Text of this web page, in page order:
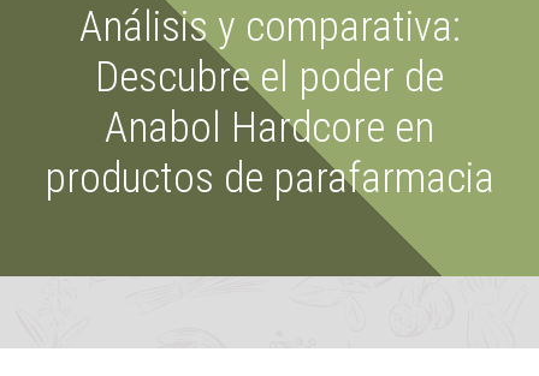
Análisis y comparativa:
Descubre el poder de
Anabol Hardcore en
productos de parafarmacia